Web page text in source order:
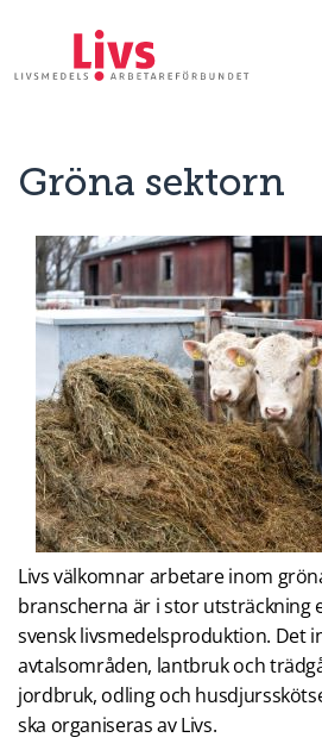
Gröna sektorn
Livs välkomnar arbetare inom
branscherna är i stor utsträckning
svensk livsmedelsproduktion. Det
avtalsområden, lantbruk och
jordbruk, odling och
ska organiseras av Livs.